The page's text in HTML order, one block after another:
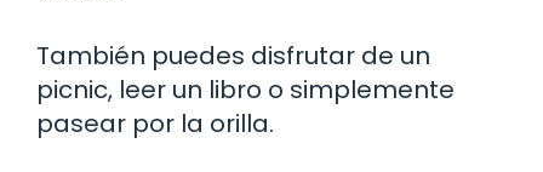
También puedes disfrutar de un
picnic, leer un libro o simplemente
pasear por la orilla.